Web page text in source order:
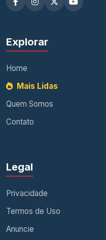
Explorar
Home
Mais Lidas
Quem Somos
Contato
Legal
Privacidade
Termos de Uso
Anuncie